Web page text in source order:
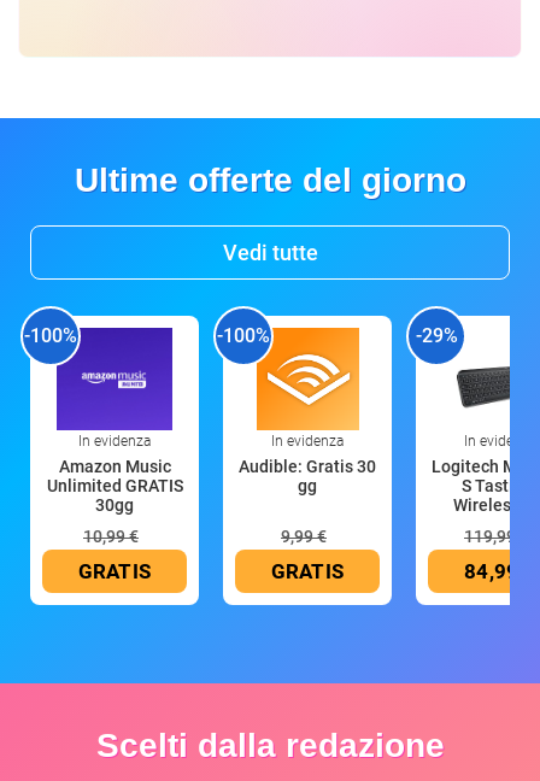
Ultime offerte del giorno
Vedi tutte
-100%
In evidenza
Amazon Music
Unlimited GRATIS
30gg
10,99 €
GRATIS
-100%
In evidenza
Audible: Gratis 30
gg
9,99 €
GRATIS
-29%
In evidenza
Logitech MX
S Tastiera
Wireless
119,99 €
84,99 €
Scelti dalla redazione